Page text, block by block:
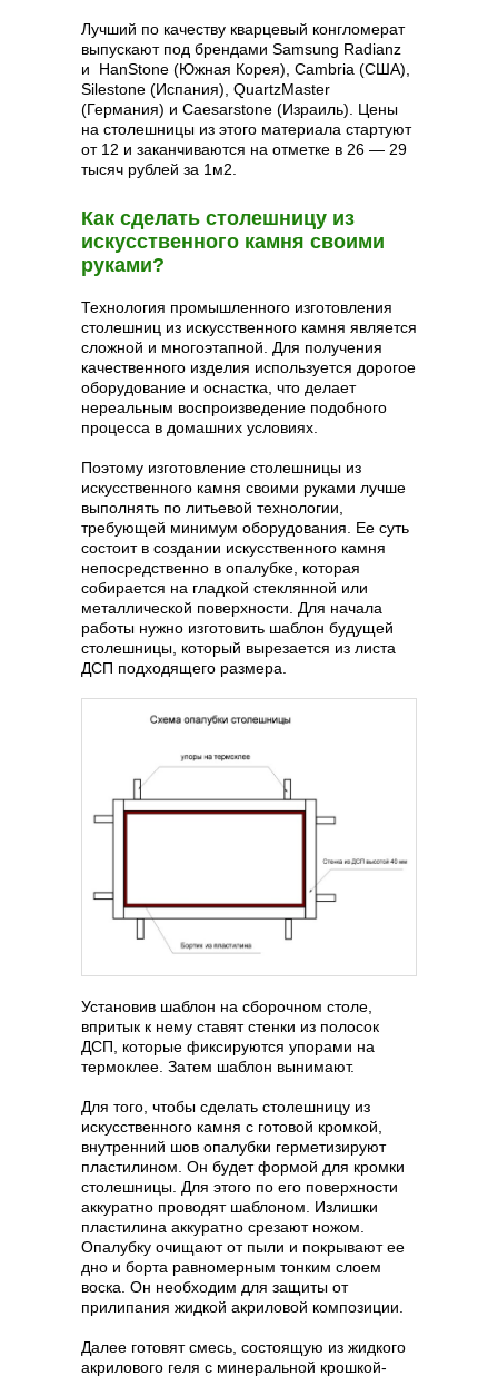
Лучший по качеству кварцевый конгломерат
выпускают под брендами Samsung Radianz
и HanStone (Южная Корея), Cambria (США),
Silestone (Испания), QuartzMaster
(Германия) и Caesarstone (Израиль). Цены
на столешницы из этого материала стартуют
от 12 и заканчиваются на отметке в 26 — 29
тысяч рублей за 1м2.
Как сделать столешницу из
искусственного камня своими
руками?
Технология промышленного изготовления
столешниц из искусственного камня является
сложной и многоэтапной. Для получения
качественного изделия используется дорогое
оборудование и оснастка, что делает
нереальным воспроизведение подобного
процесса в домашних условиях.
Поэтому изготовление столешницы из
искусственного камня своими руками лучше
выполнять по литьевой технологии,
требующей минимум оборудования. Ее суть
состоит в создании искусственного камня
непосредственно в опалубке, которая
собирается на гладкой стеклянной или
металлической поверхности. Для начала
работы нужно изготовить шаблон будущей
столешницы, который вырезается из листа
ДСП подходящего размера.
Установив шаблон на сборочном столе,
впритык к нему ставят стенки из полосок
ДСП, которые фиксируются упорами на
термоклее. Затем шаблон вынимают.
Для того, чтобы сделать столешницу из
искусственного камня с готовой кромкой,
внутренний шов опалубки герметизируют
пластилином. Он будет формой для кромки
столешницы. Для этого по его поверхности
аккуратно проводят шаблоном. Излишки
пластилина аккуратно срезают ножом.
Опалубку очищают от пыли и покрывают ее
дно и борта равномерным тонким слоем
воска. Он необходим для защиты от
прилипания жидкой акриловой композиции.
Далее готовят смесь, состоящую из жидкого
акрилового геля с минеральной крошкой-